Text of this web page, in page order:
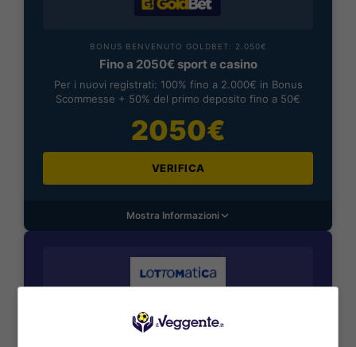
BONUS BENVENUTO GOLDBET: 2.050€
Fino a 2050€ sport e casino
Per i nuovi registrati: 100% fino a 2.000€ in Bonus
Scommesse + 50% del primo deposito fino a 50€
2050€
VERIFICA
Mostra Informazioni
BONUS BENVENUTO LOTTOMATICA: 2050€
Fino a 2050€ bonus scommesse e sport